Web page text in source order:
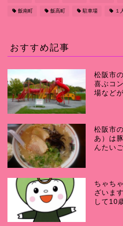
飯南町 飯高町 駐車場 １
おすすめ記事
松阪市
喜ぶコ
場など
松阪市
あ）は
んたい
ちゃち
ざいま
して10